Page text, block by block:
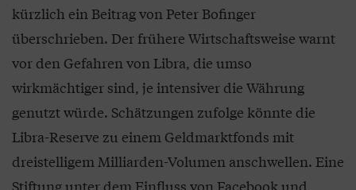
kürzlich ein Beitrag von Peter Bofinger
überschrieben. Der frühere Wirtschaftsweise warnt
vor den Gefahren von Libra, die umso
wirkmächtiger sind, je intensiver die Währung
genutzt würde. Schätzungen zufolge könnte die
Libra-Reserve zu einem Geldmarktfonds mit
dreistelligem Milliarden-Volumen anschwellen. Eine
Stiftung unter dem Einfluss von Facebook und